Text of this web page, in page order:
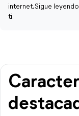
internet. Sigue
ti.